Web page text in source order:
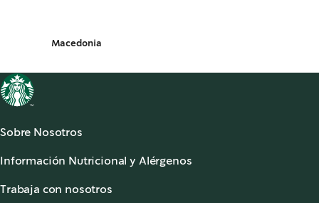
Macedonia
Sobre Nosotros
Sala de Prensa
Atención al Cliente
Información Nutricional y Alérgenos
Alérgenos,opens in a new tab
Trabaja con nosotros